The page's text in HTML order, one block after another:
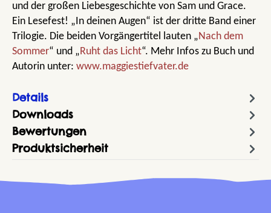
und der großen Liebesgeschichte von Sam und Grace.
Ein Lesefest! „In deinen Augen“ ist der dritte Band einer
Trilogie. Die beiden Vorgängertitel lauten „Nach dem
Sommer“ und „Ruht das Licht“. Mehr Infos zu Buch und
Autorin unter: www.maggiestiefvater.de
Details
Downloads
Bewertungen
Produktsicherheit